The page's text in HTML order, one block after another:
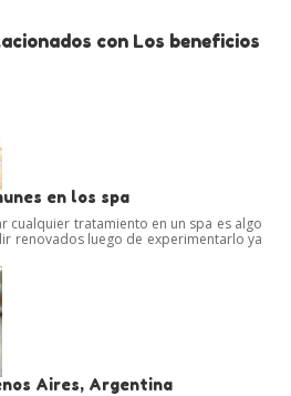
con Los beneficios
en los spa
cualquier tratamiento en un spa es algo
renovados luego de experimentarlo ya
Aires, Argentina